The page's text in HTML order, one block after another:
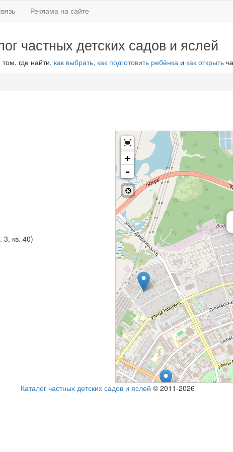
Реклама на сайте
частных детских садов и яслей
где найти, как выбрать, как подготовить ребёнкаи как открыть
3, кв. 40)
+
-
Каталог частных детских садов и яслей © 2011-2026